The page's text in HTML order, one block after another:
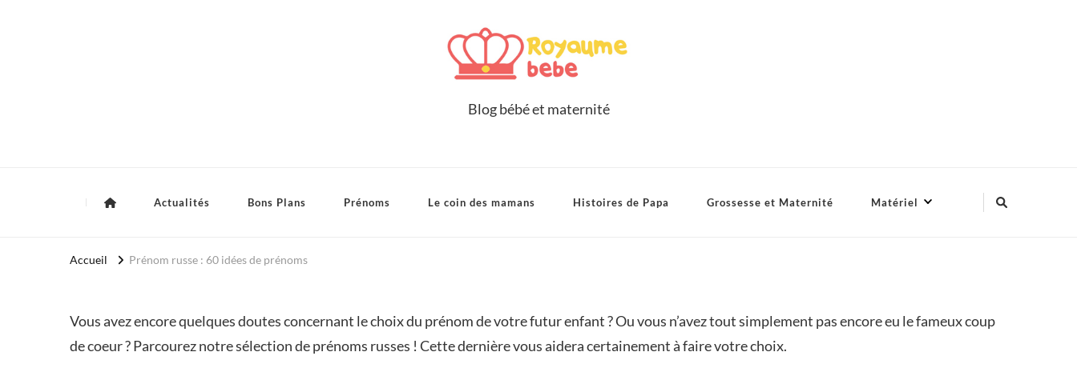
Blog bébé et maternité
Actualités Bons Plans Prénoms Le coin des mamans Histoires de Papa Grossesse et Maternité Matériel
Accueil Prénom russe : 60 idées de prénoms
Vous avez encore quelques doutes concernant le choix du prénom de votre futur enfant ? Ou vous n’avez tout simplement pas encore eu le fameux coup
de coeur ? Parcourez notre sélection de prénoms russes ! Cette dernière vous aidera certainement à faire votre choix.